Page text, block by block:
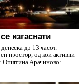
изгаснати
до 13 часот,
простор, од кои активни
Општина Арачиново: